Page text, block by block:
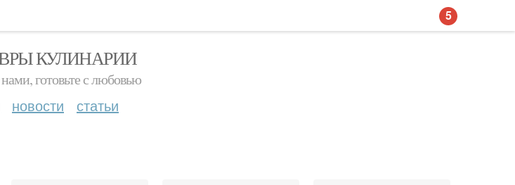
КУЛИНАРИИ
нами, готовьте с любовью
новости статьи
5